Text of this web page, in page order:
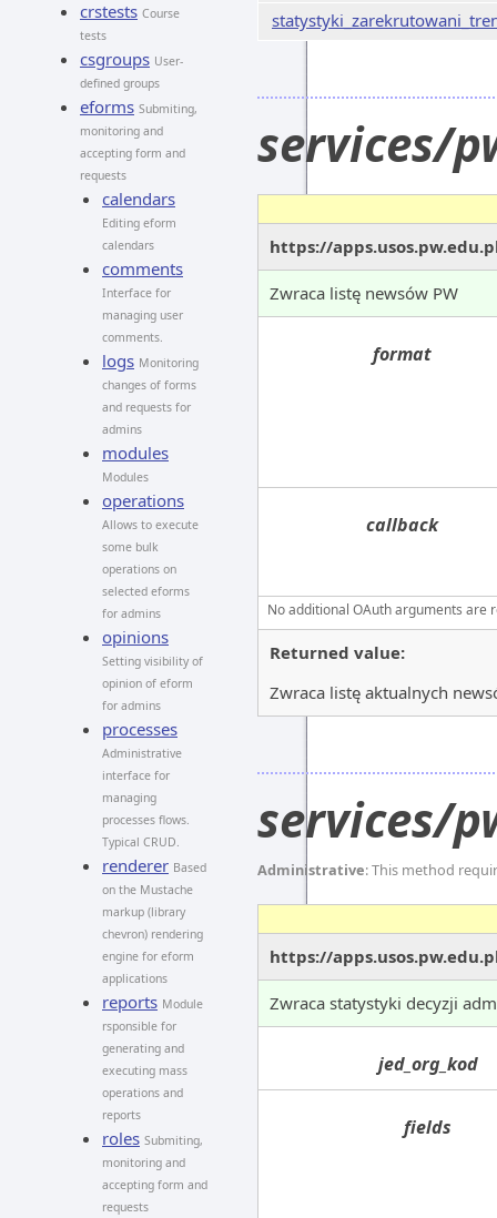
crstests Course
tests
csgroups User-
defined groups
eforms Submiting,
monitoring and
accepting form and
requests
calendars
Editing eform
calendars
comments
Interface for
managing user
comments.
logs Monitoring
changes of forms
and requests for
admins
modules
Modules
operations
Allows to execute
some bulk
operations on
selected eforms
for admins
opinions
Setting visibility of
opinion of eform
for admins
processes
Administrative
interface for
managing
processes flows.
Typical CRUD.
renderer Based
on the Mustache
markup (library
chevron) rendering
engine for eform
applications
reports Module
rsponsible for
generating and
executing mass
operations and
reports
roles Submiting,
monitoring and
accepting form and
requests
services/
https://
Zwraca listę newsów PW
format
callback
No additional OAuth arguments are
Returned value:
Zwraca listę aktualnych
services/
Administrative: This method
https://
Zwraca statystyki decyzji
jed_org_kod
fields